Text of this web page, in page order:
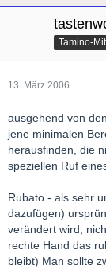
Tamino-
13. März 2006
ausgehend von
jene minimalen
herausfinden, die
speziellen Ruf
Rubato - als sehr
dazufügen)
verändert wird,
rechte Hand das
bleibt) Man sollte